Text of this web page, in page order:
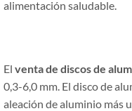
alimentación saludable.
El venta de discos de
0,3-6,0 mm. El disco de
aleación de aluminio más